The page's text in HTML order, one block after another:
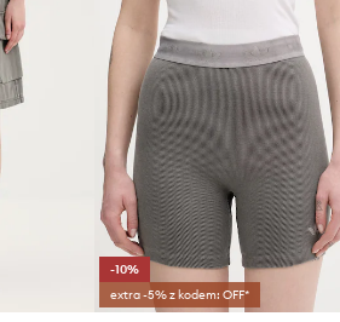
-10%
extra -5% z kodem: OFF*